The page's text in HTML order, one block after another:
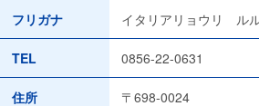
フリガナ イタリアリョウリ ル
TEL 0856-22-0631
住所
〒698-0024